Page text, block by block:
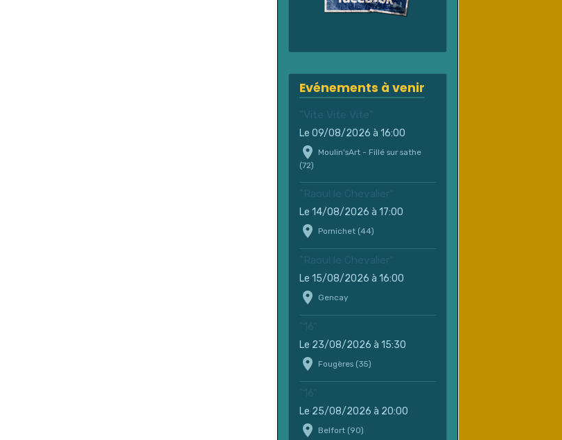
Evénements à venir
"Vite Vite Vite"
Le 09/08/2026 à 16:00
Moulin'sArt - Fillé sur sathe
(72)
"Raoul le Chevalier"
Le 14/08/2026 à 17:00
Pornichet (44)
"Raoul le Chevalier"
Le 15/08/2026 à 16:00
Gencay
"16"
Le 23/08/2026 à 15:30
Fougères (35)
"16"
Le 25/08/2026 à 20:00
Belfort (90)